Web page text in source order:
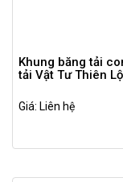
Khung băng tải
tải Vật Tư Thiên
Giá: Liên hệ